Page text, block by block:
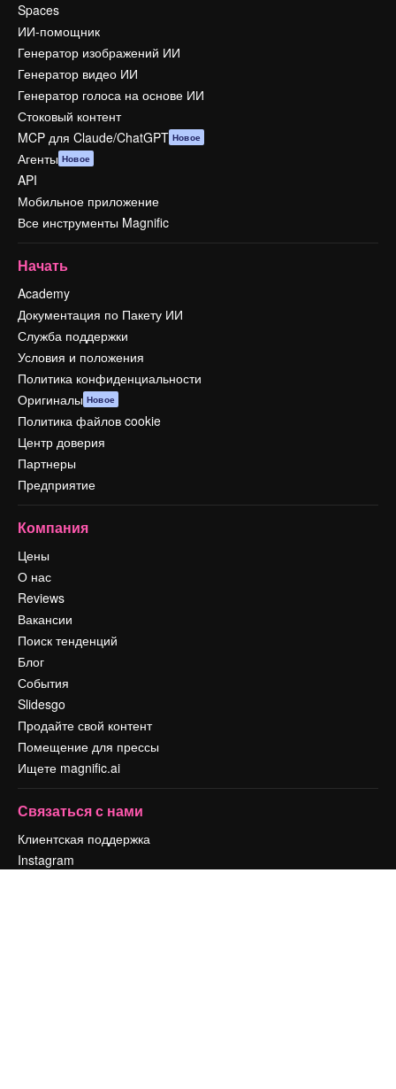
Spaces
ИИ-помощник
Генератор изображений ИИ
Генератор видео ИИ
Генератор голоса на основе ИИ
Стоковый контент
MCP для Claude/ChatGPT Новое
Агенты Новое
API
Мобильное приложение
Все инструменты Magnific
Начать
Academy
Документация по Пакету ИИ
Служба поддержки
Условия и положения
Политика конфиденциальности
Оригиналы Новое
Политика файлов cookie
Центр доверия
Партнеры
Предприятие
Компания
Цены
О нас
Reviews
Вакансии
Поиск тенденций
Блог
События
Slidesgo
Продайте свой контент
Помещение для прессы
Ищете magnific.ai
Связаться с нами
Клиентская поддержка
Instagram